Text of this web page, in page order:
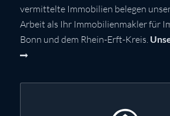
vermittelte Immobilien belegen
Arbeit als Ihr Immobilienmakler für
Bonn und dem Rhein-Erft-Kreis.